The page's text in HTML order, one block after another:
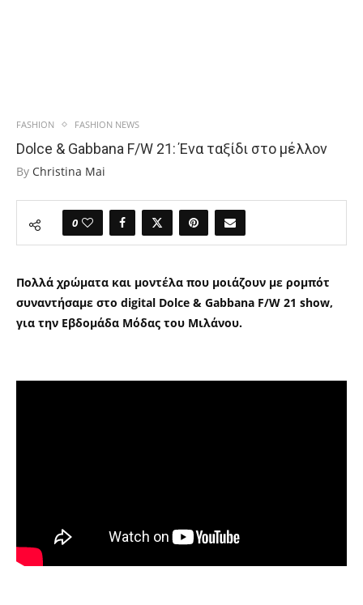
FASHION FASHION NEWS
Dolce & Gabbana F/W 21: Ένα ταξίδι στο μέλλον
By Christina Mai
0
Πολλά χρώματα και μοντέλα που μοιάζουν με ρομπότ
συναντήσαμε στο digital Dolce & Gabbana F/W 21 show,
για την Εβδομάδα Μόδας του Μιλάνου.